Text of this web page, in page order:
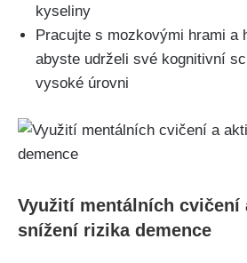
kyseliny
Pracujte s mozkovými hrami a
abyste udrželi své kognitivní
vysoké úrovni
Využití mentálních cvičení
snížení rizika demence